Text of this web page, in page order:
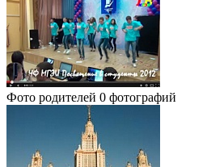
Фото родителей 0 фотографий